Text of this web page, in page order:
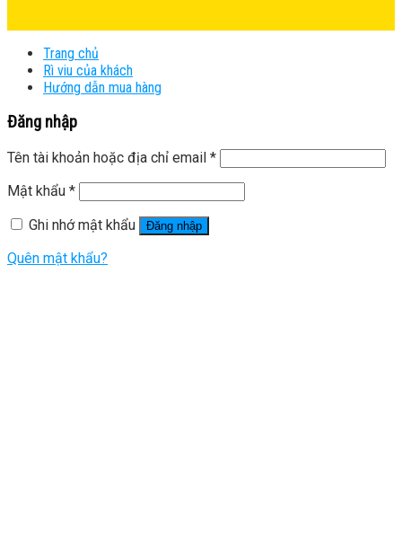
Trang chủ
Rì viu của khách
Hướng dẫn mua hàng
Đăng nhập
Tên tài khoản hoặc địa chỉ email *
Mật khẩu *
Ghi nhớ mật khẩu
Đăng nhập
Quên mật khẩu?